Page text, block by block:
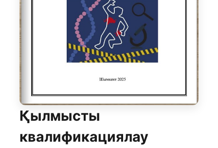
Қылмысты
квалификациялау